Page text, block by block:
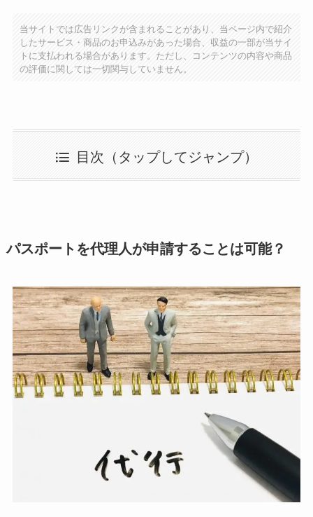
当サイトでは広告リンクが含まれることがあり、当ページ内で紹介
したサービス・商品のお申込みがあった場合、収益の一部が当サイ
トに支払われる場合があります。ただし、コンテンツの内容や商品
の評価に関しては一切関与していません。
目次（タップしてジャンプ）
パスポートを代理人が申請することは可能？